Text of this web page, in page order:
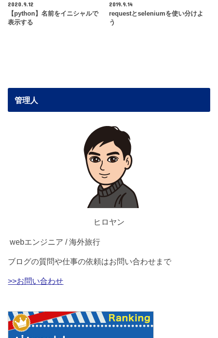
2020.9.12
【python】名前をイニシャルで
表示する
2019.9.14
requestとseleniumを使い分けよ
う
管理人
ヒロヤン
webエンジニア / 海外旅行
ブログの質問や仕事の依頼はお問い合わせまで
>>お問い合わせ